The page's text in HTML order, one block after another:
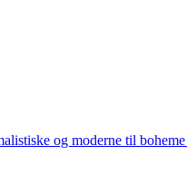
og moderne til